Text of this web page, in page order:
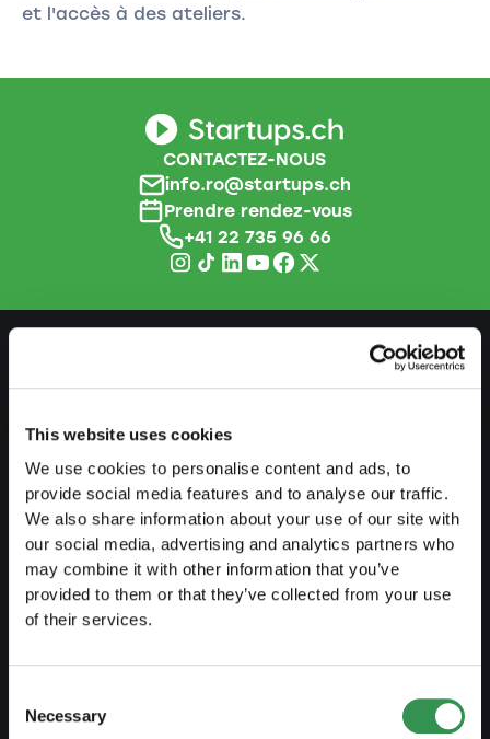
This website uses cookies
We use cookies to personalise content and ads, to
provide social media features and to analyse our traffic.
We also share information about your use of our site with
our social media, advertising and analytics partners who
may combine it with other information that you’ve
provided to them or that they’ve collected from your use
of their services.
Selection
Necessary
et l'accès à des ateliers.
CONTACTEZ-NOUS
info.ro@startups.ch
Prendre rendez-vous
+41 22 735 96 66
SE PRÉPARER
Guide de l'indépendance
Créer business plan
Aspects fiscaux
Retrait caisse pension
Aperçu formes juridiques